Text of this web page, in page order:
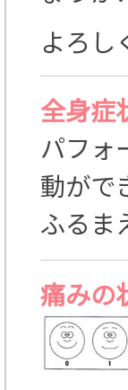
よろし
全身症
パフォ
動がで
ふるま
痛みの